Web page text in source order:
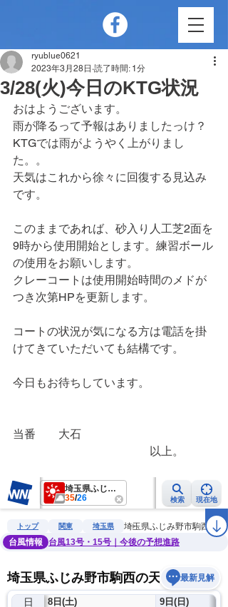
3/28(火)今日のKTG状況
ryublue0621
2023年3月28日 読了時間: 1分
おはようございます。
雨が降るって予報はありましたっけ？
KTGでは雨がようやく上がりまし
た。。
天気はこれから徐々に回復する見込み
です。
このままであれば、砂入り人工芝2面を
9時から使用開始とします。練習ボール
の使用をお願いします。
クレーコートは使用開始時間のメドが
つき次第HPを更新します。
コートの状況が気になる方は電話を掛
けてきていただいても結構です。
今日もお待ちしています。
当番　　大石
以上。